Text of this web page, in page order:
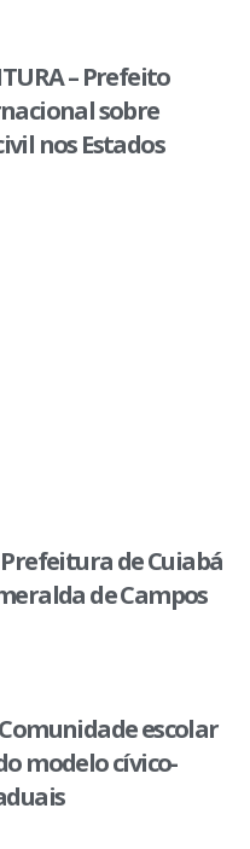
– Prefeito
sobre
nos Estados
Prefeitura de Cuiabá
de Campos
Comunidade escolar
modelo cívico-